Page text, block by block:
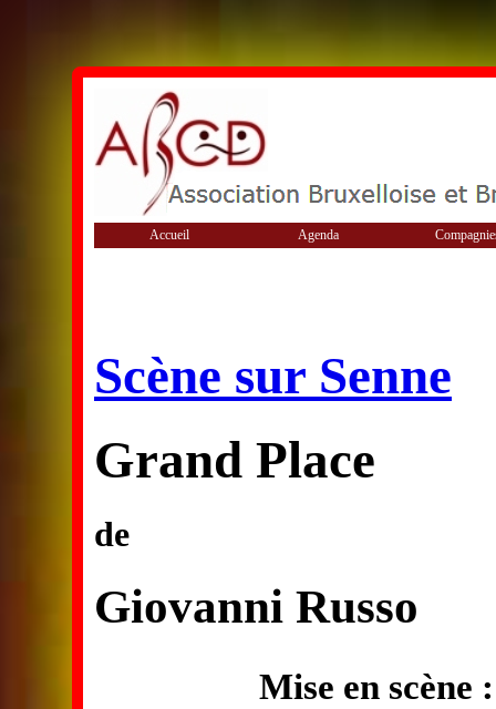
Accueil Agenda
Scène sur Senne
Grand Place
de
Giovanni Russo
Mise en scène